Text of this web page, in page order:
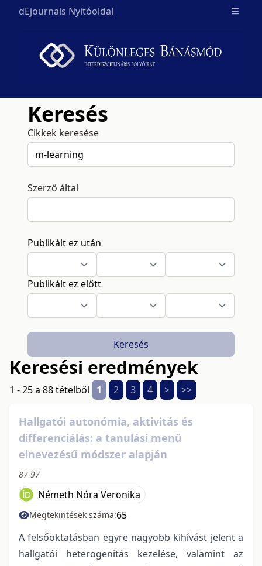
dEjournals Nyitóoldal Open
Keresés
Cikkek keresése
Szerző által
Publikált ez után
Publikált ez előtt
Keresés
Keresési eredmények
1 - 25 a 88 tételből 1 2 3 4 > >>
Hallgatói autonómia, aktivitás és
differenciálás: a tanulási menü
elnevezésű módszer alapján
87-97
Németh Nóra Veronika
Megtekintések száma:65
A felsőoktatásban egyre nagyobb kihívást jelent a
hallgatói heterogenitás kezelése, valamint az